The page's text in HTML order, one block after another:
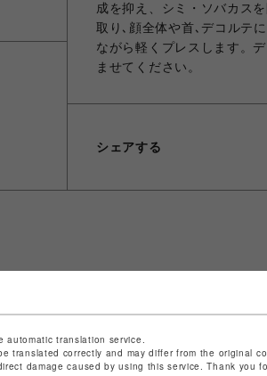
成を抑え、シミ・ソバカス
取り､顔全体や首､デコルテ
ながら軽くプレスします。
ませてください。
シェアする
基づく表記はこちら
こちら
automatic translation service.
translated correctly and may differ from the original
damage caused by using this service. Thank you